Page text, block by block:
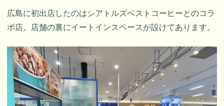
広島に初出店したのはシアトルズベストコーヒーとのコラ
ボ店。店舗の裏にイートインスペースが設けてあります。